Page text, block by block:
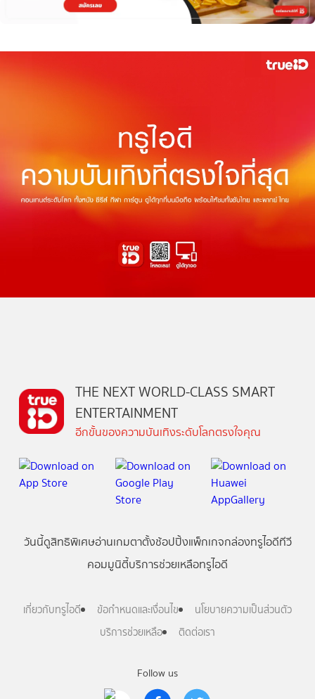
Follow us
THE NEXT WORLD-CLASS SMART
ENTERTAINMENT
อีกขั้นของความบันเทิงระดับโลกตรงใจคุณ
วันนี้ดูสิทธิพิเศษอ่านเกมตาตั้งช้อปปิ้งแพ็กเกจกล่องทรูไอดีทีวี
คอมมูนิตี้บริการช่วยเหลือทรูไอดี
เกี่ยวกับทรูไอดี ข้อกำหนดและเงื่อนไข
นโยบายความเป็นส่วนตัว
บริการช่วยเหลือ
ติดต่อเรา